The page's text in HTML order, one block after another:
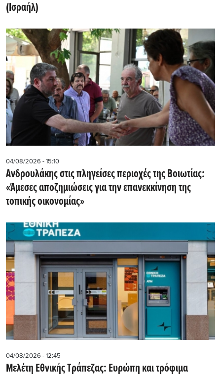
(Ισραήλ)
04/08/2026 - 15:10
Ανδρουλάκης στις πληγείσες περιοχές της Βοιωτίας:
«Άμεσες αποζημιώσεις για την επανεκκίνηση της
τοπικής οικονομίας»
04/08/2026 - 12:45
Μελέτη Εθνικής Τράπεζας: Ευρώπη και τρόφιμα